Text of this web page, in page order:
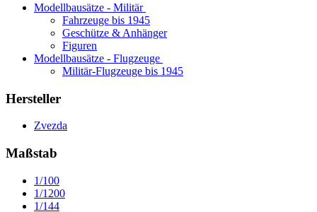
Modellbausätze - Militär
Fahrzeuge bis 1945
Geschütze & Anhänger
Figuren
Modellbausätze - Flugzeuge
Militär-Flugzeuge bis 1945
Hersteller
Zvezda
Maßstab
1/100
1/1200
1/144